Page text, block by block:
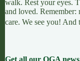
walk. Rest your eyes.
and loved. Remember:
care. We see you!
Get all our OGA